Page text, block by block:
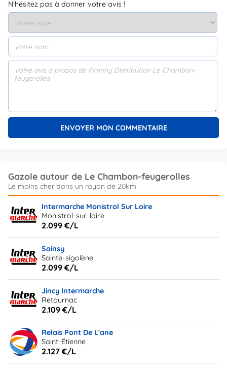
N'hésitez pas à donner votre avis !
Gazole autour de Le Chambon-feugerolles
Intermarche Monistrol Sur Loire
Monistrol-sur-loire
2.099 €/L
Sainsy
Sainte-sigolène
2.099 €/L
Jincy Intermarche
Retournac
2.109 €/L
Relais Pont De L'ane
Saint-Étienne
2.127 €/L